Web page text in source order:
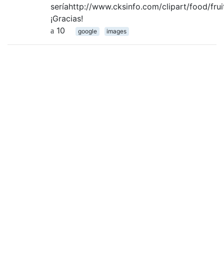
seríahttp://www.cksinfo.com/clipart/food/
¡Gracias!
10
google images